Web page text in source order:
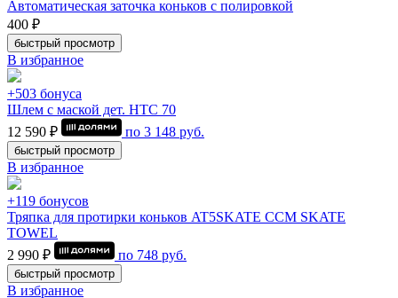
Автоматическая заточка коньков с полировкой
400 ₽
быстрый просмотр
В избранное
+503 бонуса
Шлем с маской дет. HTC 70
12 590 ₽
по 3 148 руб.
быстрый просмотр
В избранное
+119 бонусов
Тряпка для протирки коньков AT5SKATE CCM SKATE
TOWEL
2 990 ₽
по 748 руб.
быстрый просмотр
В избранное